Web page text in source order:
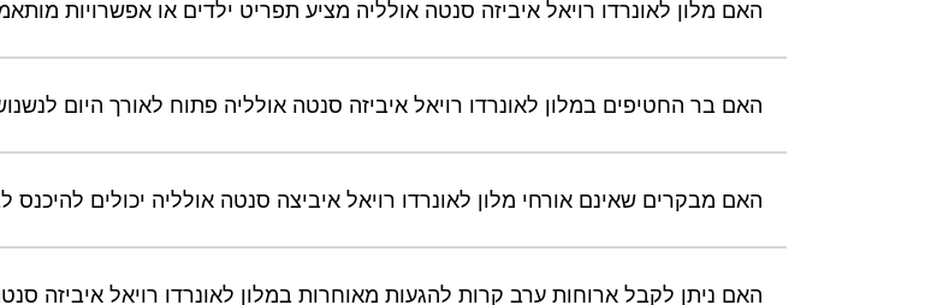
האם מלון לאונרדו רויאל איביזה סנטה אולליה מציע תפריט ילדים או אפשרויות
האם בר החטיפים במלון לאונרדו רויאל איביזה סנטה אולליה פתוח לאורך היום
האם מבקרים שאינם אורחי מלון לאונרדו רויאל איביצה סנטה אולליה יכולים להיכנס
האם ניתן לקבל ארוחות ערב קרות להגעות מאוחרות במלון לאונרדו רויאל איביזה